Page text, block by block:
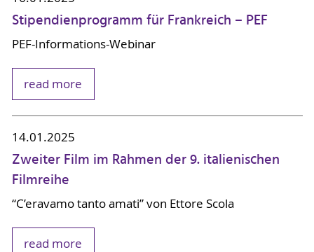
Stipendienprogramm für Frankreich – PEF
PEF-Informations-Webinar
read more
14.01.2025
Zweiter Film im Rahmen der 9. italienischen
Filmreihe
“C’eravamo tanto amati” von Ettore Scola
read more